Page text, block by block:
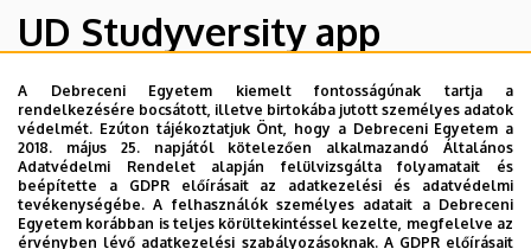
UD Studyversity app
Engedd meg, hogy figyelmedbe ajánljuk a Debreceni
Egyetem új applikációját, melyet hallgatói számára
készített. Az alkalmazás bevezetésével célunk, hogy
segítsünk eligazodni az egyetemi mindennapokban, a
tanulmányaiddal kapcsolatban gyorsan elérhető
információkat biztosítsunk, útmutatót adjunk az egyetemi
A Debreceni Egyetem kiemelt fontosságúnak tartja a
rendelkezésére bocsátott, illetve birtokába jutott személyes adatok
védelmét. Ezúton tájékoztatjuk Önt, hogy a Debreceni Egyetem a
2018. május 25. napjától kötelezően alkalmazandó Általános
Adatvédelmi Rendelet alapján felülvizsgálta folyamatait és
beépítette a GDPR előírásait az adatkezelési és adatvédelmi
tevékenységébe. A felhasználók személyes adatait a Debreceni
Egyetem korábban is teljes körültekintéssel kezelte, megfelelve az
érvényben lévő adatkezelési szabályozásoknak. A GDPR előírásait